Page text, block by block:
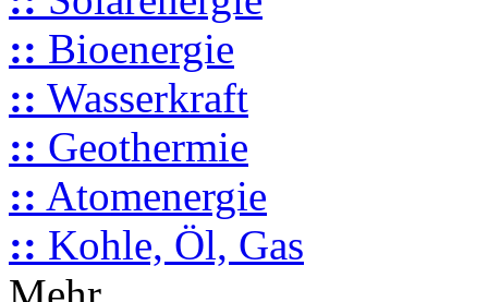
:: Bioenergie
:: Wasserkraft
:: Geothermie
:: Atomenergie
:: Kohle, Öl, Gas